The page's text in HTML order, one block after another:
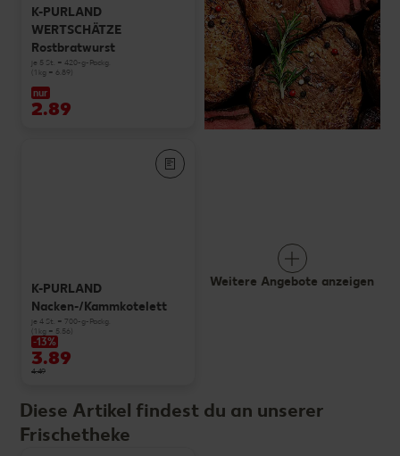
K-PURLAND
WERTSCHÄTZE
Rostbratwurst
je 5 St. = 420-g-Packg.
(1 kg = 6.89)
nur
2.89
K-PURLAND
Nacken-/Kammkotelett
je 4 St. = 700-g-Packg.
(1 kg = 5.56)
-13%
3.89
4.49
Weitere Angebote anzeigen
Diese Artikel findest du an unserer
Frischetheke